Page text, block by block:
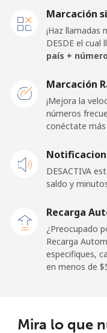
Celular
Línea fija ⁦1.5c⁩
Ghana
Línea fija ⁦49.9c⁩
⁦37.9c⁩
Marcación
¡Haz llamadas
DESDE el cual
país +
Marcación
¡Mejora la
números
conéctate
DESACTIVA
saldo y
Recarga
¿Preocupado
Recarga
especifiques,
en menos de
Mira lo que